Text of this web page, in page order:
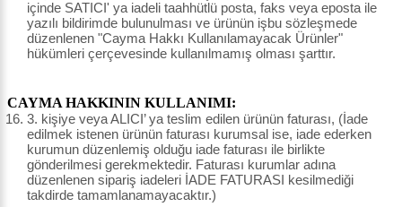
içinde SATICI' ya iadeli taahhütlü posta, faks veya eposta ile
yazılı bildirimde bulunulması ve ürünün işbu sözleşmede
düzenlenen "Cayma Hakkı Kullanılamayacak Ürünler"
hükümleri çerçevesinde kullanılmamış olması şarttır.
CAYMA HAKKININ KULLANIMI:
3. kişiye veya ALICI’ ya teslim edilen ürünün faturası, (İade
edilmek istenen ürünün faturası kurumsal ise, iade ederken
kurumun düzenlemiş olduğu iade faturası ile birlikte
gönderilmesi gerekmektedir. Faturası kurumlar adına
düzenlenen sipariş iadeleri İADE FATURASI kesilmediği
takdirde tamamlanamayacaktır.)